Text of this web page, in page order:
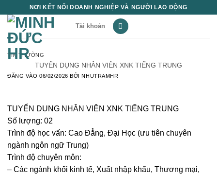
qua
dung
NƠI KẾT NỐI DOANH NGHIỆP VÀ NGƯỜI LAO ĐỘNG
Tài khoản
TIN THƯỜNG
TUYỂN DỤNG NHÂN VIÊN XNK TIẾNG TRUNG
ĐĂNG VÀO06/02/2026 BỞINHUTRAMHR
TUYỂN DỤNG NHÂN VIÊN XNK TIẾNG TRUNG
Số lượng: 02
Trình độ học vấn: Cao Đẳng, Đại Học (ưu tiên chuyên
ngành ngôn ngữ Trung)
Trình độ chuyên môn:
– Các ngành khối kinh tế, Xuất nhập khẩu, Thương mại,